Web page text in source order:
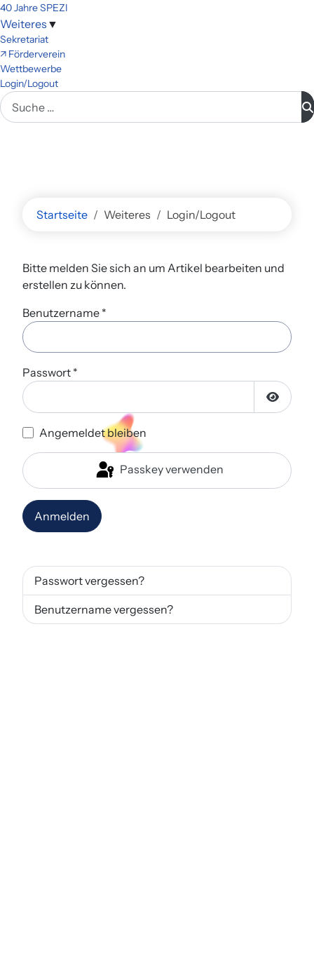
40 Jahre SPEZI
Weiteres ▼
Sekretariat
↗ Förderverein
Wettbewerbe
Login/Logout
Startseite Weiteres Login/Logout
Bitte melden Sie sich an um Artikel bearbeiten und
erstellen zu können.
Benutzername *
Passwort *
Angemeldet bleiben
Passkey verwenden
Anmelden
Passwort vergessen?
Benutzername vergessen?